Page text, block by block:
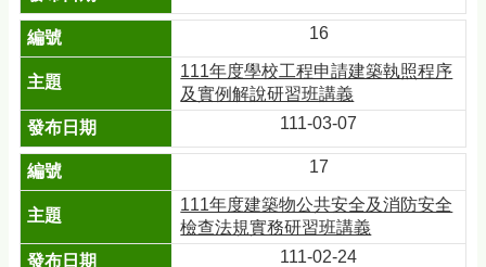
16
111年度學校工程申請建築執照程序
及實例解說研習班講義
111-03-07
17
111年度建築物公共安全及消防安全
檢查法規實務研習班講義
111-02-24